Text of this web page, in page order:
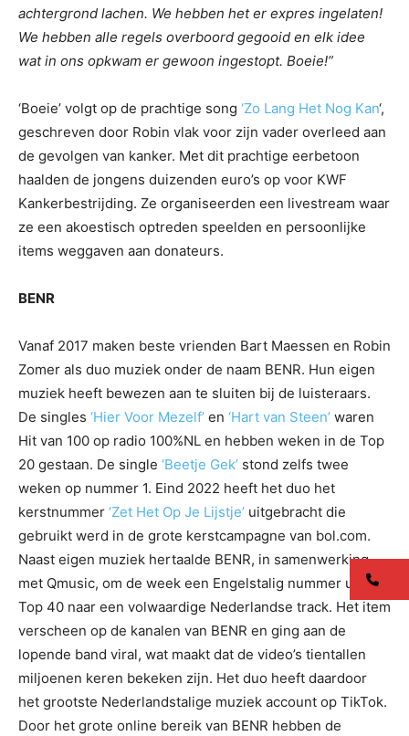
achtergrond lachen. We hebben het er expres ingelaten!
We hebben alle regels overboord gegooid en elk idee
wat in ons opkwam er gewoon ingestopt. Boeie!”
‘Boeie’ volgt op de prachtige song ‘Zo Lang Het Nog Kan‘,
geschreven door Robin vlak voor zijn vader overleed aan
de gevolgen van kanker. Met dit prachtige eerbetoon
haalden de jongens duizenden euro’s op voor KWF
Kankerbestrijding. Ze organiseerden een livestream waar
ze een akoestisch optreden speelden en persoonlijke
items weggaven aan donateurs.
BENR
Vanaf 2017 maken beste vrienden Bart Maessen en Robin
Zomer als duo muziek onder de naam BENR. Hun eigen
muziek heeft bewezen aan te sluiten bij de luisteraars.
De singles ‘Hier Voor Mezelf’ en ‘Hart van Steen’ waren
Hit van 100 op radio 100%NL en hebben weken in de Top
20 gestaan. De single ‘Beetje Gek’ stond zelfs twee
weken op nummer 1. Eind 2022 heeft het duo het
kerstnummer ‘Zet Het Op Je Lijstje’ uitgebracht die
gebruikt werd in de grote kerstcampagne van bol.com.
Naast eigen muziek hertaalde BENR, in samenwerking
met Qmusic, om de week een Engelstalig nummer uit de
Top 40 naar een volwaardige Nederlandse track. Het item
verscheen op de kanalen van BENR en ging aan de
lopende band viral, wat maakt dat de video’s tientallen
miljoenen keren bekeken zijn. Het duo heeft daardoor
het grootste Nederlandstalige muziek account op TikTok.
Door het grote online bereik van BENR hebben de